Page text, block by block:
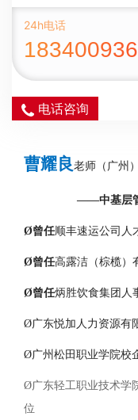
广东悦加人力资源有限公
广州松田职业学院校企合
广东轻工职业技术学院
广州理工职业技术学院
广东省影视文化促进会秘
24h电话
电话咨询
曹耀良老师（广州）
——中基层
Ø曾任顺丰速运公司人
Ø曾任高露洁（棕榄）
Ø曾任炳胜饮食集团人
Ø广东悦加人力资源有
Ø广州松田职业学院校
Ø广东轻工职业技术学
位